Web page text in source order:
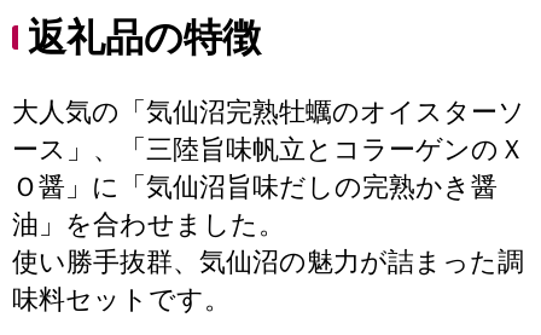
返礼品の特徴
大人気の「気仙沼完熟牡蠣のオイスターソ
ース」、「三陸旨味帆立とコラーゲンのＸ
Ｏ醤」に「気仙沼旨味だしの完熟かき醤
油」を合わせました。
使い勝手抜群、気仙沼の魅力が詰まった調
味料セットです。